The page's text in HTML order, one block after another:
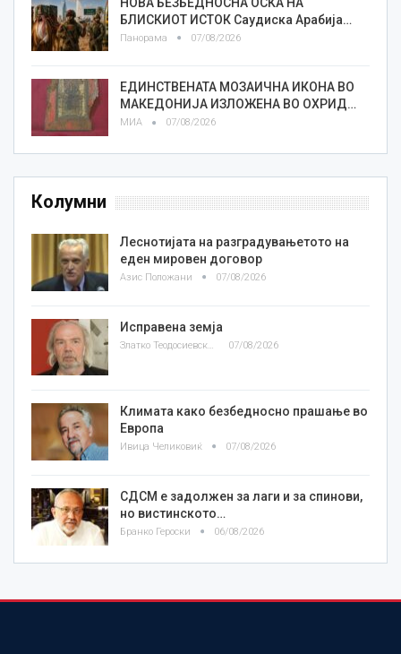
БЛИСКИОТ ИСТОК Саудиска Арабија…
Панорама 07/08/2026
ЕДИНСТВЕНАТА МОЗАИЧНА ИКОНА ВО
МАКЕДОНИЈА ИЗЛОЖЕНА ВО ОХРИД…
МИА 07/08/2026
Колумни
Леснотијата на разградувањетото на
еден мировен договор
Азис Положани 07/08/2026
Исправена земја
Златко Теодосиевски 07/08/2026
Климата како безбедносно прашање во
Европа
Ивица Челиковиќ 07/08/2026
СДСМ е задолжен за лаги и за спинови,
но вистинското…
Бранко Героски 06/08/2026